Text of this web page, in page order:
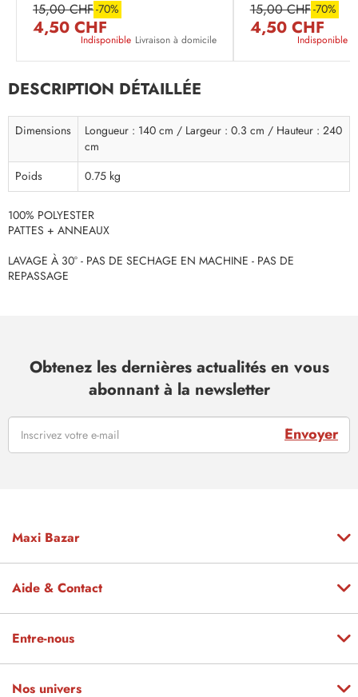
15,00 CHF-70%
4,50 CHF
Indisponible Livraison à domicile
15,00 CHF-70%
4,50 CHF
Indisponible
DESCRIPTION DÉTAILLÉE
Dimensions
Longueur : 140 cm / Largeur : 0.3 cm / Hauteur : 240
cm
Poids
0.75 kg
100% POLYESTER
PATTES + ANNEAUX
LAVAGE À 30° - PAS DE SECHAGE EN MACHINE - PAS DE
REPASSAGE
Obtenez les dernières actualités en vous
abonnant à la newsletter
Envoyer
Maxi Bazar
Aide & Contact
Entre-nous
Nos univers